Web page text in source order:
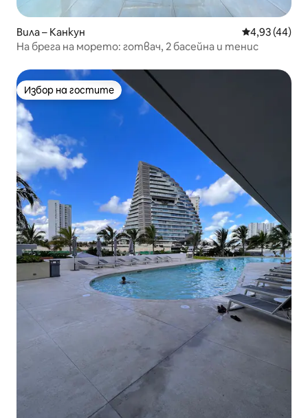
Вила – Канкун Средна
4,93 (44)
На брега на морето: готвач, 2 басейна и тенис
Избор на гостите
Избор на гостите